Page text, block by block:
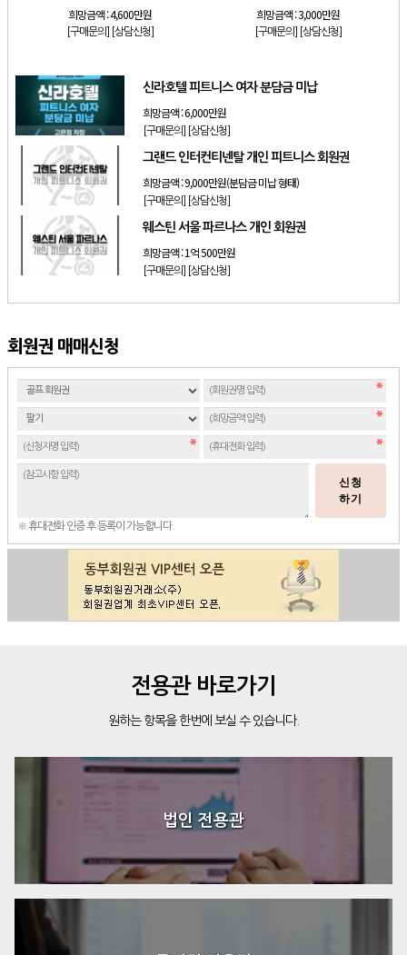
희망금액 :4,600만원
[구매문의] [상담신청]
희망금액 :3,000만원
[구매문의] [상담신청]
신라호텔 피트니스 여자 분담금 미납
희망금액 :6,000만원
[구매문의] [상담신청]
그랜드 인터컨티넨탈 개인 피트니스 회원권
희망금액 :9,000만원(분담금 미납 형태)
[구매문의] [상담신청]
웨스틴 서울 파르나스 개인 회원권
희망금액 :1억 500만원
[구매문의] [상담신청]
회원권 매매신청
신청
하기
※ 휴대전화 인증 후 등록이 가능합니다.
전용관 바로가기
원하는 항목을 한번에 보실 수 있습니다.
법인 전용관